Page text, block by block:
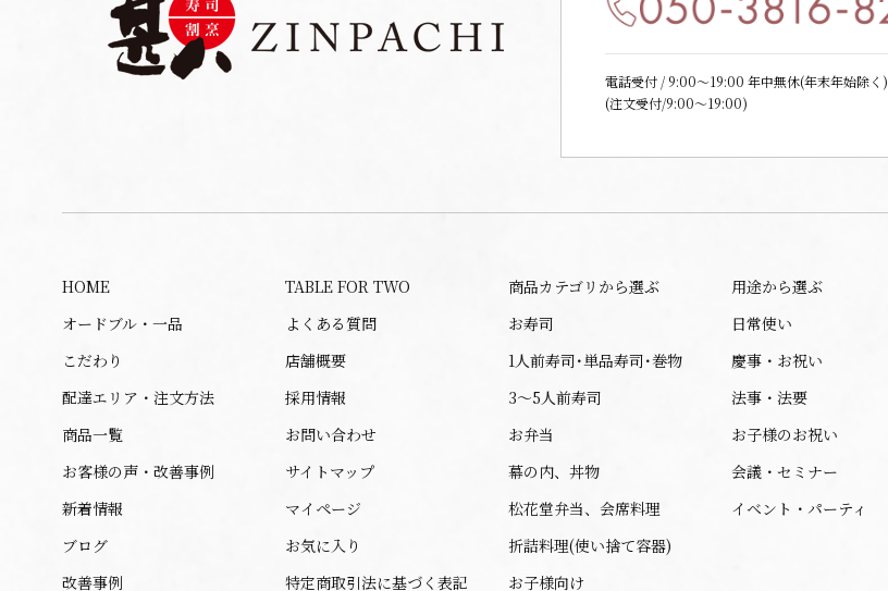
電話受付 / 9:00〜19:00 年中無休(年末年始除く)
(注文受付/9:00～19:00)
HOME
オードブル・一品
こだわり
配達エリア・注文方法
商品一覧
お客様の声・改善事例
新着情報
ブログ
改善事例
TABLE FOR TWO
よくある質問
店舗概要
採用情報
お問い合わせ
サイトマップ
マイページ
お気に入り
特定商取引法に基づく表記
商品カテゴリから選ぶ
お寿司
1人前寿司･単品寿司･巻物
3～5人前寿司
お弁当
幕の内、丼物
松花堂弁当、会席料理
折詰料理(使い捨て容器)
お子様向け
用途から選ぶ
日常使い
慶事・お祝い
法事・法要
お子様のお祝い
会議・セミナー
イベント・パーティ